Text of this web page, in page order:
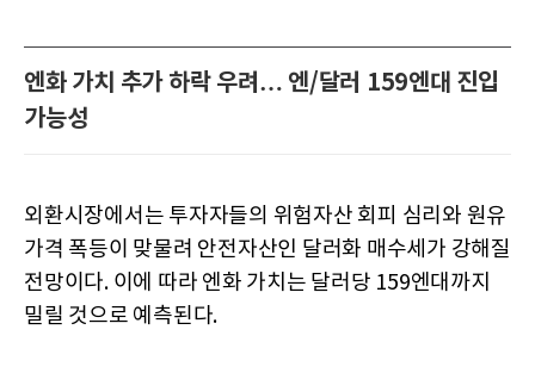
엔화 가치 추가 하락 우려… 엔/달러 159엔대 진입
가능성
외환시장에서는 투자자들의 위험자산 회피 심리와 원유
가격 폭등이 맞물려 안전자산인 달러화 매수세가 강해질
전망이다. 이에 따라 엔화 가치는 달러당 159엔대까지
밀릴 것으로 예측된다.